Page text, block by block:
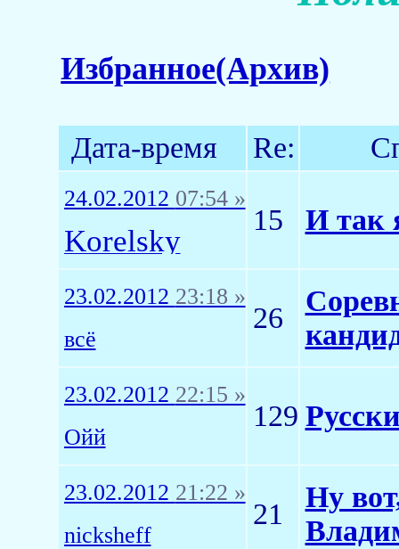
Избранное(Архив)
Дата-время Re:
24.02.2012 07:54 »
Korelsky
15 И так
23.02.2012 23:18 »
всё
26
23.02.2012 22:15 »
Ойй
129
23.02.2012 21:22 »
nicksheff
21
Ну